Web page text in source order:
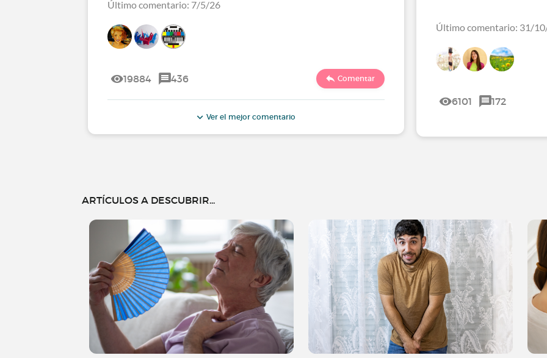
Último comentario: 7/5/26
19884 436 Comentar
Ver el mejor comentario
Último comentario: 31/
6101 172
ARTÍCULOS A DESCUBRIR...